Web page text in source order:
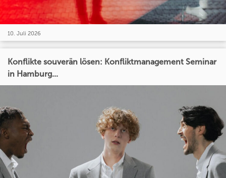
10. Juli 2026
Konflikte souverän lösen: Konfliktmanagement Seminar
in Hamburg...